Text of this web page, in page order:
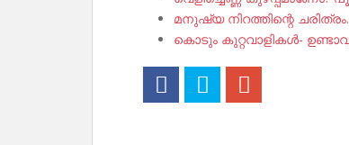
മനുഷ്യ നിറത്തിന്റെ ചരിത്രം.
കൊടും കുറ്റവാളികൾ-